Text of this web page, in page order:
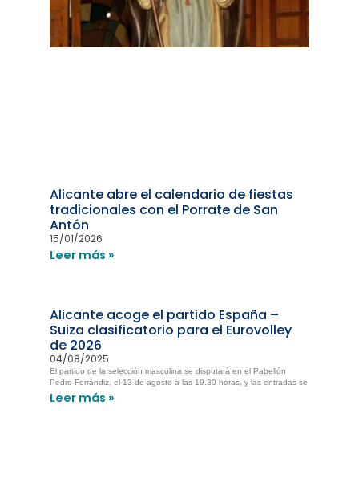
Alicante abre el calendario de fiestas
tradicionales con el Porrate de San
Antón
15/01/2026
Leer más »
Alicante acoge el partido España –
Suiza clasificatorio para el Eurovolley
de 2026
04/08/2025
El partido de la selección masculina se disputará en el Pabellón
Pedro Ferrándiz, el 13 de agosto a las 19.30 horas, y las entradas se
Leer más »